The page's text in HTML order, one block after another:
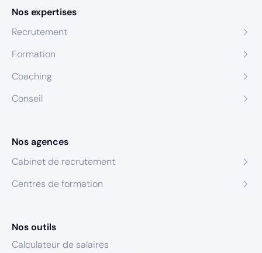
Nos expertises
Recrutement
Formation
Coaching
Conseil
Nos agences
Cabinet de recrutement
Centres de formation
Nos outils
Calculateur de salaires